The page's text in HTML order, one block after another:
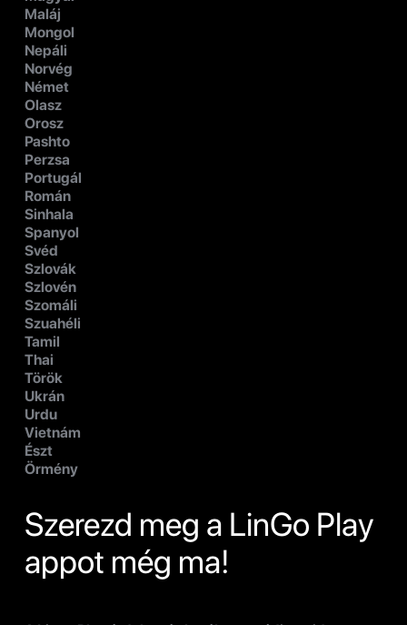
Maláj
Mongol
Nepáli
Norvég
Német
Olasz
Orosz
Pashto
Perzsa
Portugál
Román
Sinhala
Spanyol
Svéd
Szlovák
Szlovén
Szomáli
Szuahéli
Tamil
Thai
Török
Ukrán
Urdu
Vietnám
Észt
Örmény
Szerezd meg a LinGo Play
appot még ma!